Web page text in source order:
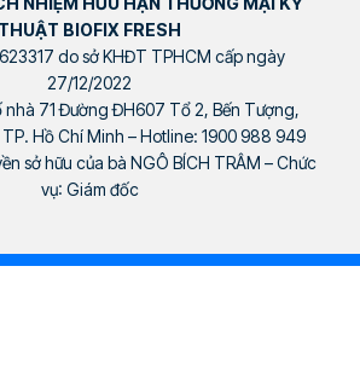
THUẬT BIOFIX FRESH
do sở KHĐT TPHCM cấp ngày
27/12/2022
nhà 71 Đường ĐH607 Tổ 2, Bến Tượng,
Hồ Chí Minh – Hotline: 1900 988 949
sở hữu của bà NGÔ BÍCH TRÂM – Chức
vụ: Giám đốc